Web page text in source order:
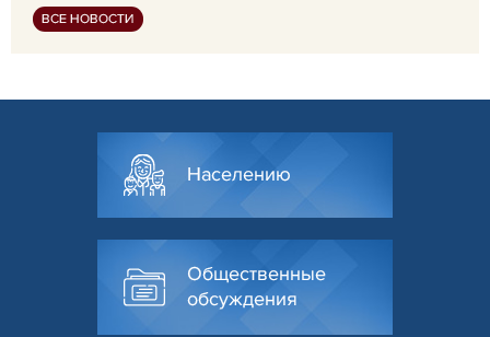
ВСЕ НОВОСТИ
Населению
Общественные
обсуждения